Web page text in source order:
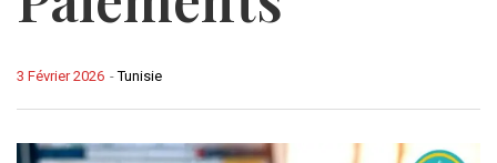
-Tunisie
3 Février 2026